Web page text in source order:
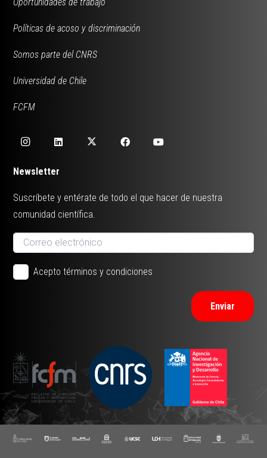
Políticas de acoso y discriminación
Somos parte del CNRS
Universidad de Chile
FCFM
Newsletter
Suscríbete y entérate de todo el que hacer de nuestra
comunidad científica.
Acepto términos y condiciones
Enviar